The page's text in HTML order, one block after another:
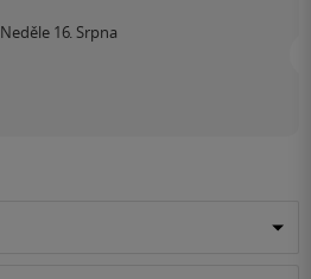
Neděle 16. Srpna